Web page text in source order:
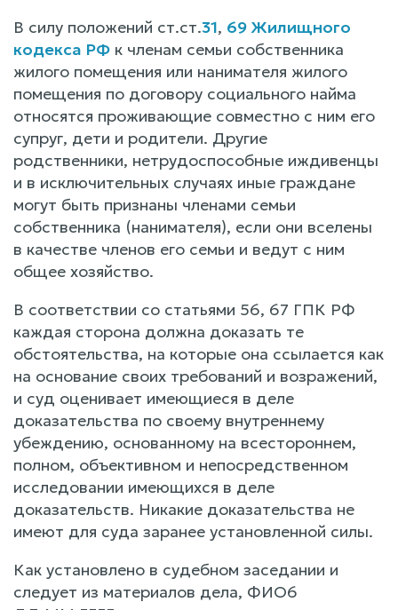
В силу положений ст.ст.31, 69 Жилищного
кодекса РФ к членам семьи собственника
жилого помещения или нанимателя жилого
помещения по договору социального найма
относятся проживающие совместно с ним его
супруг, дети и родители. Другие
родственники, нетрудоспособные иждивенцы
и в исключительных случаях иные граждане
могут быть признаны членами семьи
собственника (нанимателя), если они вселены
в качестве членов его семьи и ведут с ним
общее хозяйство.
В соответствии со статьями 56, 67 ГПК РФ
каждая сторона должна доказать те
обстоятельства, на которые она ссылается как
на основание своих требований и возражений,
и суд оценивает имеющиеся в деле
доказательства по своему внутреннему
убеждению, основанному на всестороннем,
полном, объективном и непосредственном
исследовании имеющихся в деле
доказательств. Никакие доказательства не
имеют для суда заранее установленной силы.
Как установлено в судебном заседании и
следует из материалов дела, ФИО6